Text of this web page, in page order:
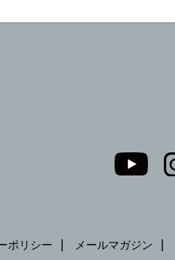
ポリシー メールマガジン